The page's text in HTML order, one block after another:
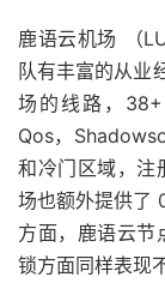
鹿语云机场 （
队有丰富的从业
场的线路，
Qos，
和冷门区域，注
场也额外提供了
方面，鹿语云节
锁方面同样表现